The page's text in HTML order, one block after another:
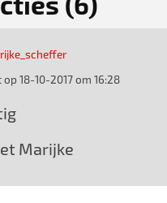
op 18-10-2017 om 16:28
Marijke